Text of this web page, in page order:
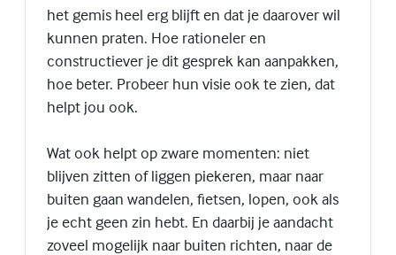
het gemis heel erg blijft en dat je daarover wil
kunnen praten. Hoe rationeler en
constructiever je dit gesprek kan aanpakken,
hoe beter. Probeer hun visie ook te zien, dat
helpt jou ook.
Wat ook helpt op zware momenten: niet
blijven zitten of liggen piekeren, maar naar
buiten gaan wandelen, fietsen, lopen, ook als
je echt geen zin hebt. En daarbij je aandacht
zoveel mogelijk naar buiten richten, naar de